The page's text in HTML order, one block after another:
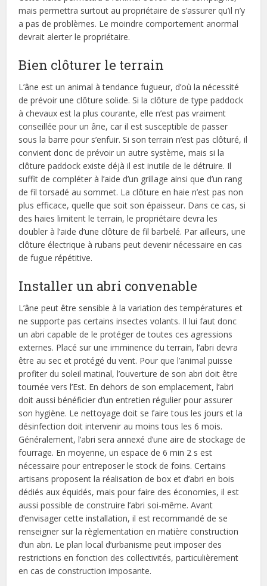
mais permettra surtout au propriétaire de s’assurer qu’il n’y
a pas de problèmes. Le moindre comportement anormal
devrait alerter le propriétaire.
Bien clôturer le terrain
L’âne est un animal à tendance fugueur, d’où la nécessité
de prévoir une clôture solide. Si la clôture de type paddock
à chevaux est la plus courante, elle n’est pas vraiment
conseillée pour un âne, car il est susceptible de passer
sous la barre pour s’enfuir. Si son terrain n’est pas clôturé, il
convient donc de prévoir un autre système, mais si la
clôture paddock existe déjà il est inutile de le détruire. Il
suffit de compléter à l’aide d’un grillage ainsi que d’un rang
de fil torsadé au sommet. La clôture en haie n’est pas non
plus efficace, quelle que soit son épaisseur. Dans ce cas, si
des haies limitent le terrain, le propriétaire devra les
doubler à l’aide d’une clôture de fil barbelé. Par ailleurs, une
clôture électrique à rubans peut devenir nécessaire en cas
de fugue répétitive.
Installer un abri convenable
L’âne peut être sensible à la variation des températures et
ne supporte pas certains insectes volants. Il lui faut donc
un abri capable de le protéger de toutes ces agressions
externes. Placé sur une imminence du terrain, l’abri devra
être au sec et protégé du vent. Pour que l’animal puisse
profiter du soleil matinal, l’ouverture de son abri doit être
tournée vers l’Est. En dehors de son emplacement, l’abri
doit aussi bénéficier d’un entretien régulier pour assurer
son hygiène. Le nettoyage doit se faire tous les jours et la
désinfection doit intervenir au moins tous les 6 mois.
Généralement, l’abri sera annexé d’une aire de stockage de
fourrage. En moyenne, un espace de 6 min 2 s est
nécessaire pour entreposer le stock de foins. Certains
artisans proposent la réalisation de box et d’abri en bois
dédiés aux équidés, mais pour faire des économies, il est
aussi possible de construire l’abri soi-même. Avant
d’envisager cette installation, il est recommandé de se
renseigner sur la règlementation en matière construction
d’un abri. Le plan local d’urbanisme peut imposer des
restrictions en fonction des collectivités, particulièrement
en cas de construction imposante.